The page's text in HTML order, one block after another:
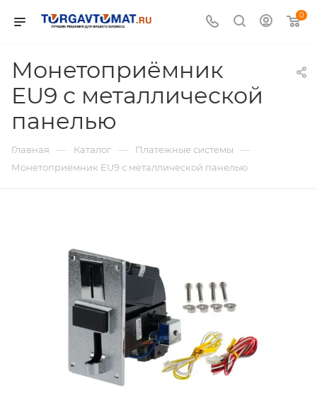
0
Монетоприёмник
EU9 с металлической
панелью
Главная — Каталог — Платежные системы —
Монетоприёмник EU9 с металлической панелью